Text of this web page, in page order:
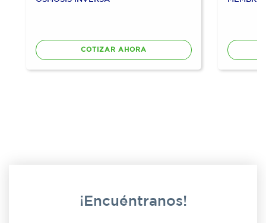
COTIZAR AHORA
¡Encuéntranos!